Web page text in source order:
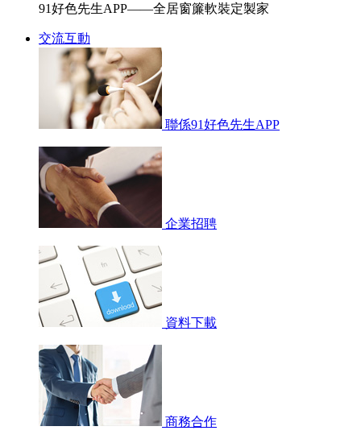
91好色先生APP——全居窗簾軟裝定製家
交流互動
聯係91好色先生APP
企業招聘
資料下載
商務合作